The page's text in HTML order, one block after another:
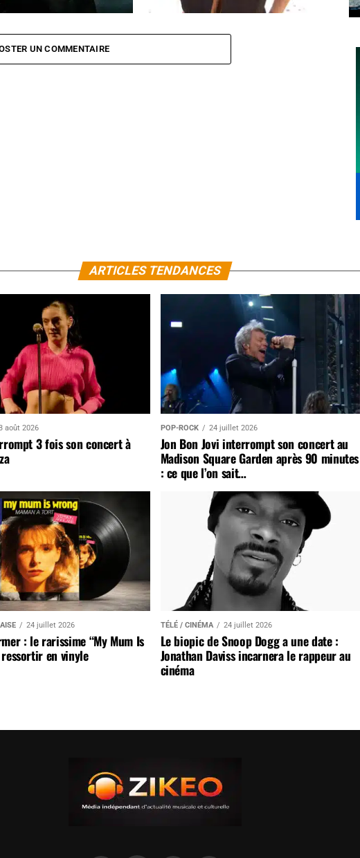
UN COMMENTAIRE
ARTICLES TENDANCES
août 2026
3 fois son concert à
POP-ROCK 24 juillet 2026
Jon Bon Jovi interrompt son concert au
Madison Square Garden après 90 minutes
: ce que l’on sait…
24 juillet 2026
: le rarissime “My Mum Is
ressortir en vinyle
TÉLÉ / CINÉMA 24 juillet 2026
Le biopic de Snoop Dogg a une date :
Jonathan Daviss incarnera le rappeur au
cinéma